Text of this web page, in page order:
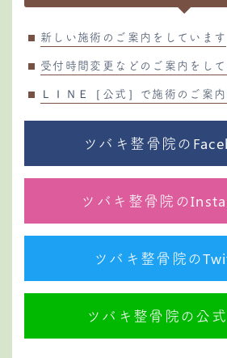
新しい施術のご案内をしています
受付時間変更などのご案内をし
ＬＩＮＥ［公式］で施術のご案
ツバキ整骨院の
ツバキ整骨院の
ツバキ整骨院の
ツバキ整骨院の公